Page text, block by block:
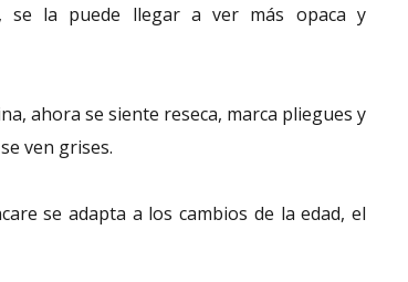
se la puede llegar a ver más opaca y
ahora se siente reseca, marca pliegues y
ven grises.
se adapta a los cambios de la edad, el